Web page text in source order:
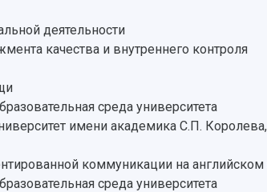
деятельности
качества и внутреннего контроля
среда университета
имени академика С.П.
коммуникации на
среда университета